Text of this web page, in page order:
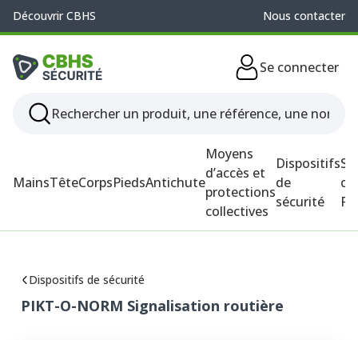
Découvrir CBHS Nous contacter
Se connecter
MainsTêteCorpsPiedsAntichute
Moyens
d’accès et
protections
collectives
Dispositifs
de
sécurité
Dispositifs de sécurité
PIKT-O-NORM Signalisation routière